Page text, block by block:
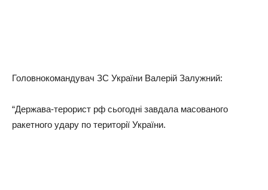
Головнокомандувач ЗС України Валерій Залужний:
“Держава-терорист рф сьогодні завдала масованого
ракетного удару по території України.